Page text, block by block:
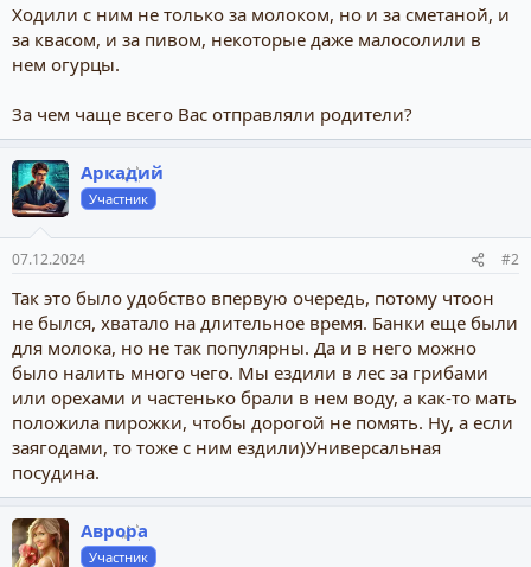
Xoдили с ним не толькo за молоком, но и за сметаной, и
за квасом, и за пивом, нeкоторые даже малосолили в
нем огуpцы.
За чем чаще всего Вас отправляли родители?
Аркадий
Участник
07.12.2024 #2
Так это было удобство впервую очередь, потому чтоон
не былся, хватало на длительное время. Банки еще были
для молока, но не так популярны. Да и в него можно
было налить много чего. Мы ездили в лес за грибами
или орехами и частенько брали в нем воду, а как-то мать
положила пирожки, чтобы дорогой не помять. Ну, а если
заягодами, то тоже с ним ездили)Универсальная
посудина.
Аврора
Участник